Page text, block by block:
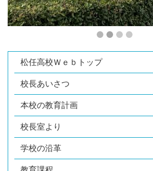
松任高校Ｗｅｂトップ
校長あいさつ
本校の教育計画
校長室より
学校の沿革